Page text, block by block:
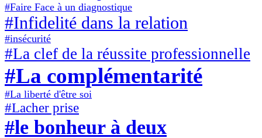
#Faire Face à un diagnostique
#Infidelité dans la relation
#insécurité
#La clef de la réussite professionnelle
#La complémentarité
#La liberté d'être soi
#Lacher prise
#le bonheur à deux